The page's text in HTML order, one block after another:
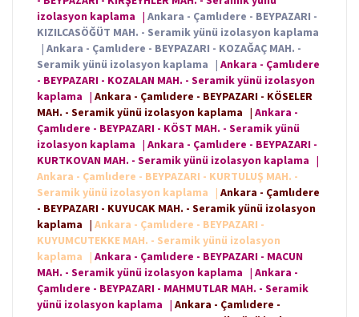
izolasyon kaplama | Ankara - Çamlıdere - BEYPAZARI -
KIZILCASÖĞÜT MAH. - Seramik yünü izolasyon kaplama
| Ankara - Çamlıdere - BEYPAZARI - KOZAĞAÇ MAH. -
Seramik yünü izolasyon kaplama | Ankara - Çamlıdere
- BEYPAZARI - KOZALAN MAH. - Seramik yünü izolasyon
kaplama | Ankara - Çamlıdere - BEYPAZARI - KÖSELER
MAH. - Seramik yünü izolasyon kaplama | Ankara -
Çamlıdere - BEYPAZARI - KÖST MAH. - Seramik yünü
izolasyon kaplama | Ankara - Çamlıdere - BEYPAZARI -
KURTKOVAN MAH. - Seramik yünü izolasyon kaplama |
Ankara - Çamlıdere - BEYPAZARI - KURTULUŞ MAH. -
Seramik yünü izolasyon kaplama
| Ankara - Çamlıdere
- BEYPAZARI - KUYUCAK MAH. - Seramik yünü izolasyon
kaplama | Ankara - Çamlıdere - BEYPAZARI -
KUYUMCUTEKKE MAH. - Seramik yünü izolasyon
kaplama
| Ankara - Çamlıdere - BEYPAZARI - MACUN
MAH. - Seramik yünü izolasyon kaplama | Ankara -
Çamlıdere - BEYPAZARI - MAHMUTLAR MAH. - Seramik
yünü izolasyon kaplama | Ankara - Çamlıdere -